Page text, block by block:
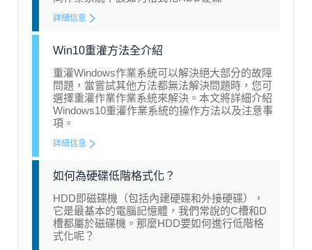
詳細信息
Win10重灌方法全介紹
重灌Windows作業系統可以解決絕大部分的故障
問題，當嘗試其他方法都無法解決問題時，您可
選擇重灌作業作業系統來解決。本文將詳細介紹
Windows10重灌作業系統的操作方法以及注意事
項。
詳細信息
如何為硬碟低階格式化？
HDD即磁碟機（包括內建硬碟和外接硬碟），
它是最基本的電腦記憶體，我們常說的C槽和D
槽都屬於磁碟機。那麼HDD要如何進行低階格
式化呢？